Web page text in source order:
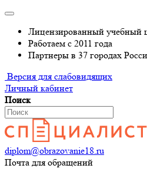
Лицензированный учебный
Работаем с 2011 года
Партнеры в 37 городах
Версия для слабовидящих
Личный кабинет
Поиск
diplom@obrazovanie18.ru
Почта для обращений